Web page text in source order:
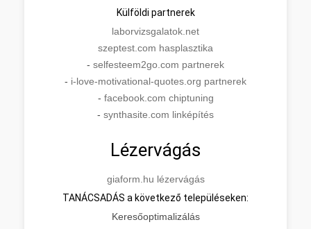
Külföldi partnerek
laborvizsgalatok.net
szeptest.com hasplasztika
- selfesteem2go.com partnerek
- i-love-motivational-quotes.org partnerek
- facebook.com chiptuning
- synthasite.com linképítés
Lézervágás
giaform.hu lézervágás
TANÁCSADÁS a következő településeken:
Keresőoptimalizálás